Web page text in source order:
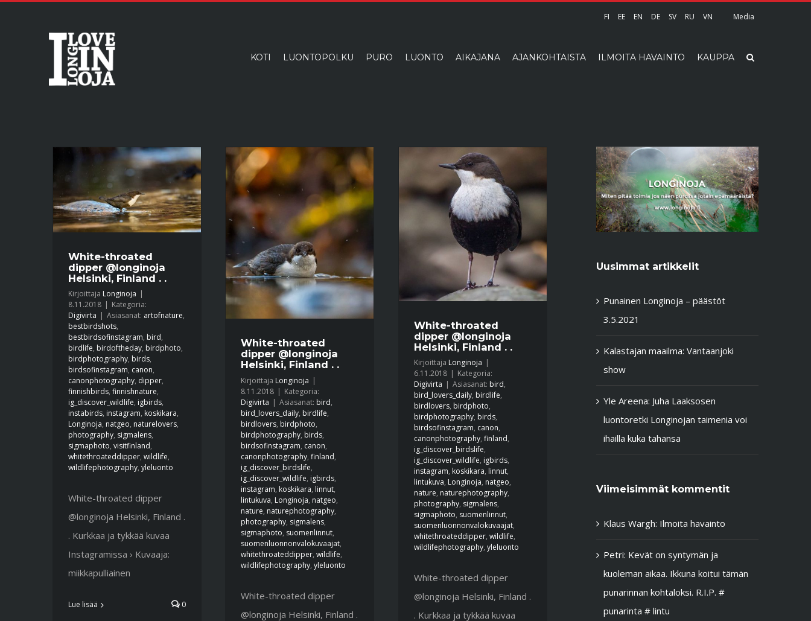
FI EE EN DE SV RU VN Media
KOTI LUONTOPOLKU PURO LUONTO AIKAJANA AJANKOHTAISTA ILMOITA HAVAINTO KAUPPA
White-throated
dipper @longinoja
Helsinki, Finland . .
Kirjoittaja Longinoja |
8.11.2018 | Kategoria:
Digivirta | Asiasanat: artofnature,
bestbirdshots,
bestbirdsofinstagram, bird,
birdlife, birdoftheday, birdphoto,
birdphotography, birds,
birdsofinstagram, canon,
canonphotography, dipper,
finnishbirds, finnishnature,
ig_discover_wildlife, igbirds,
instabirds, instagram, koskikara,
Longinoja, natgeo, naturelovers,
photography, sigmalens,
sigmaphoto, visitfinland,
whitethroateddipper, wildlife,
wildlifephotography, yleluonto
White-throated dipper
@longinoja Helsinki, Finland .
. Kurkkaa ja tykkää kuvaa
Instagramissa › Kuvaaja:
miikkapulliainen
Lue lisää 0
White-throated
dipper @longinoja
Helsinki, Finland . .
Kirjoittaja Longinoja |
8.11.2018 | Kategoria:
Digivirta | Asiasanat: bird,
bird_lovers_daily, birdlife,
birdlovers, birdphoto,
birdphotography, birds,
birdsofinstagram, canon,
canonphotography, finland,
ig_discover_birdslife,
ig_discover_wildlife, igbirds,
instagram, koskikara, linnut,
lintukuva, Longinoja, natgeo,
nature, naturephotography,
photography, sigmalens,
sigmaphoto, suomenlinnut,
suomenluonnonvalokuvaajat,
whitethroateddipper, wildlife,
wildlifephotography, yleluonto
White-throated dipper
@longinoja Helsinki, Finland .
White-throated
dipper @longinoja
Helsinki, Finland . .
Kirjoittaja Longinoja |
6.11.2018 | Kategoria:
Digivirta | Asiasanat: bird,
bird_lovers_daily, birdlife,
birdlovers, birdphoto,
birdphotography, birds,
birdsofinstagram, canon,
canonphotography, finland,
ig_discover_birdslife,
ig_discover_wildlife, igbirds,
instagram, koskikara, linnut,
lintukuva, Longinoja, natgeo,
nature, naturephotography,
photography, sigmalens,
sigmaphoto, suomenlinnut,
suomenluonnonvalokuvaajat,
whitethroateddipper, wildlife,
wildlifephotography, yleluonto
White-throated dipper
@longinoja Helsinki, Finland .
. Kurkkaa ja tykkää kuvaa
Uusimmat artikkelit
Punainen Longinoja – päästöt
3.5.2021
Kalastajan maailma: Vantaanjoki
show
Yle Areena: Juha Laaksosen
luontoretki Longinojan taimenia voi
ihailla kuka tahansa
Viimeisimmät kommentit
Klaus Wargh: Ilmoita havainto
Petri: Kevät on syntymän ja
kuoleman aikaa. Ikkuna koitui tämän
punarinnan kohtaloksi. R.I.P. #
punarinta # lintu